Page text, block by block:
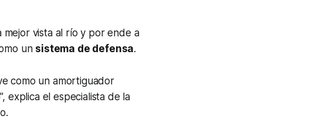
mejor vista al río y por ende a
un sistema de defensa.
como un amortiguador
explica el especialista de la